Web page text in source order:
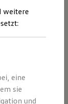
Bauteile
zu
weitere
eine
sie
und